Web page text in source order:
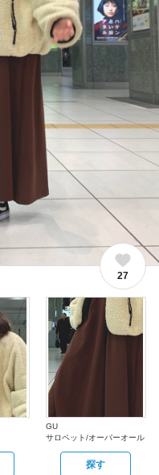
27
GU
サロペット/オーバーオール
探す